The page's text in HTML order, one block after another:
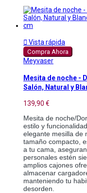
 Vista rápida
Compra Ahora
Meyvaser
Mesita de noche -
Salón, Natural y
139,90 €
Mesita de noche/
estilo y
elegante mesilla de
tamaño compacto,
a tu cama,
personales estén
amplios cajones
almacenar
manteniendo tu
desorden.